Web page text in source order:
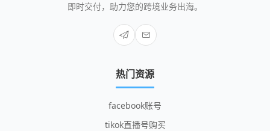
即时交付，助力您的跨境业务出海。
热门资源
facebook账号
tikok直播号购买